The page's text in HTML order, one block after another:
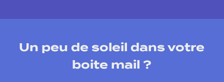
Un peu de soleil dans votre
boite mail ?